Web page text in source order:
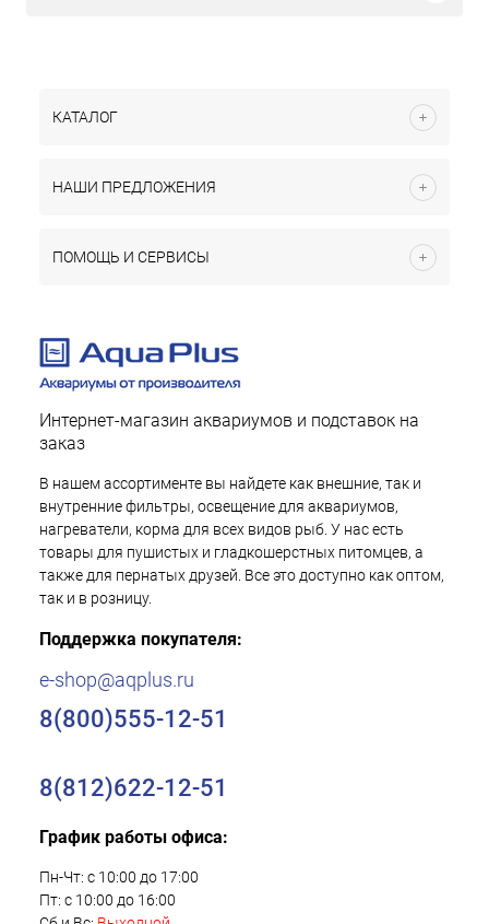
КАТАЛОГ
НАШИ ПРЕДЛОЖЕНИЯ
ПОМОЩЬ И СЕРВИСЫ
Интернет-магазин аквариумов и подставок на
заказ
В нашем ассортименте вы найдете как внешние, так и
внутренние фильтры, освещение для аквариумов,
нагреватели, корма для всех видов рыб. У нас есть
товары для пушистых и гладкошерстных питомцев, а
также для пернатых друзей. Все это доступно как оптом,
так и в розницу.
Поддержка покупателя:
e-shop@aqplus.ru
8(800)555-12-51
8(812)622-12-51
График работы офиса:
Пн-Чт: с 10:00 до 17:00
Пт: с 10:00 до 16:00